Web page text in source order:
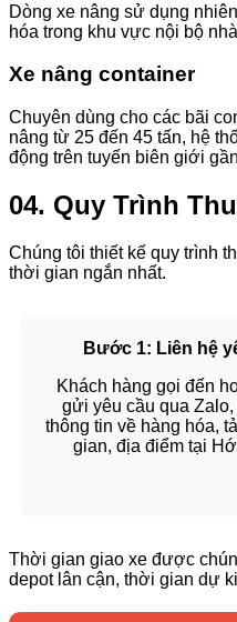
Dòng xe nâng sử dụng
hóa trong khu vực nội bộ
Xe nâng container
Chuyên dùng cho các bãi
nâng từ 25 đến 45 tấn, hệ
động trên tuyến biên giới
04. Quy Trình
Chúng tôi thiết kế quy trình
thời gian ngắn nhất.
Bước 1: Liên hệ
Khách hàng gọi đến
gửi yêu cầu qua
thông tin về hàng hóa,
gian, địa điểm tại
Thời gian giao xe được
depot lân cận, thời gian dự